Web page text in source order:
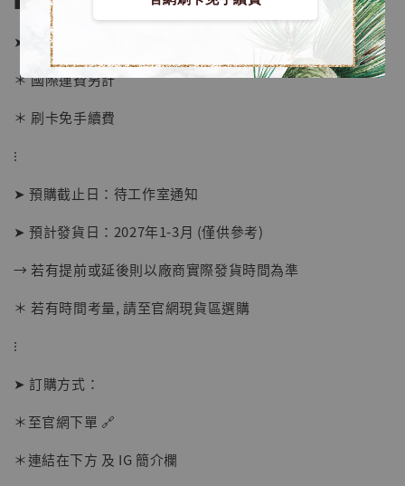
【店內現貨】海賊王 系列蒐藏雕像 布魯克達
➤ 價格 18880元 (訂金9880)
＊ 國際運費另計
＊ 刷卡免手續費
⁝
➤ 預購截止日：待工作室通知
➤ 預計發貨日：2027年1-3月 (僅供參考)
→ 若有提前或延後則以廠商實際發貨時間為準
＊ 若有時間考量, 請至官網現貨區選購
⁝
➤ 訂購方式：
＊至官網下單 🔗
＊連結在下方 及 IG 簡介欄